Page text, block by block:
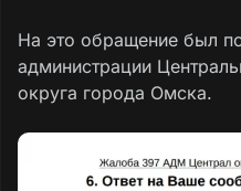
На это обращение был
администрации
округа города Омска.